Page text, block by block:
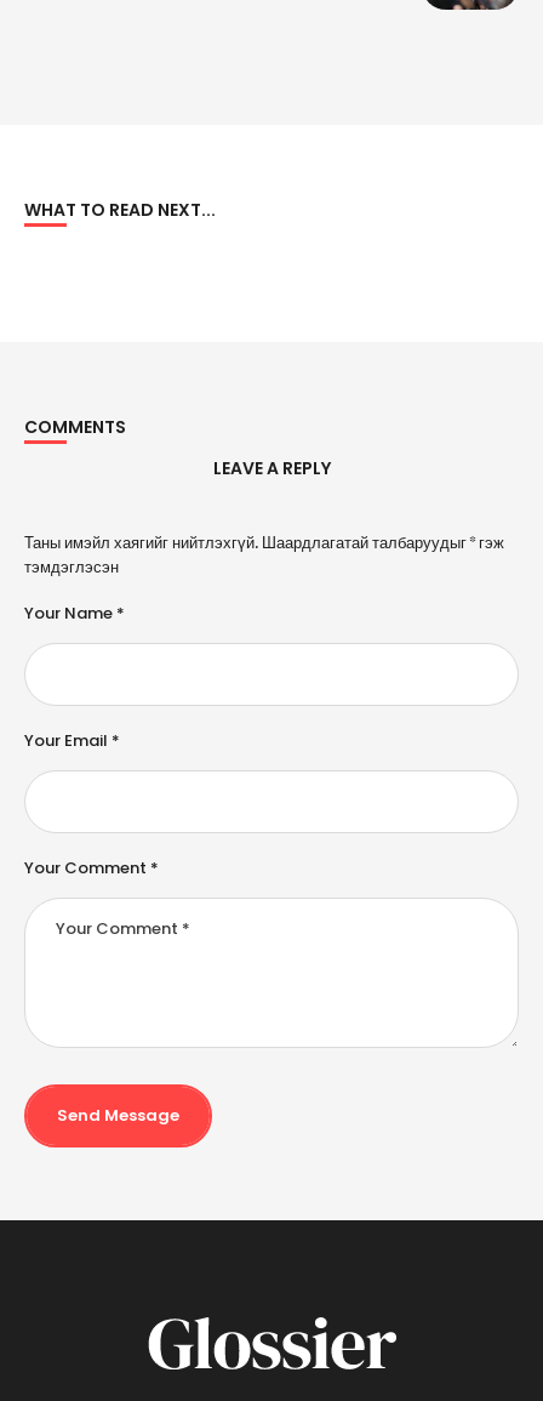
WHAT TO READ NEXT...
COMMENTS
LEAVE A REPLY
Таны имэйл хаягийг нийтлэхгүй. Шаардлагатай талбаруудыг*гэж
тэмдэглэсэн
Your Comment *
Your Name *
Your Email *
Send Message
A
l
e
n
a
ti
e